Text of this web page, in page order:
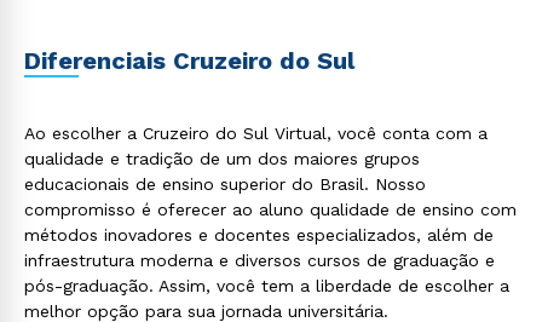
Diferenciais Cruzeiro do Sul
Ao escolher a Cruzeiro do Sul Virtual, você conta com a
qualidade e tradição de um dos maiores grupos
educacionais de ensino superior do Brasil. Nosso
compromisso é oferecer ao aluno qualidade de ensino com
métodos inovadores e docentes especializados, além de
infraestrutura moderna e diversos cursos de graduação e
pós-graduação. Assim, você tem a liberdade de escolher a
melhor opção para sua jornada universitária.
Rápido e fácil
WhatsApp
ou